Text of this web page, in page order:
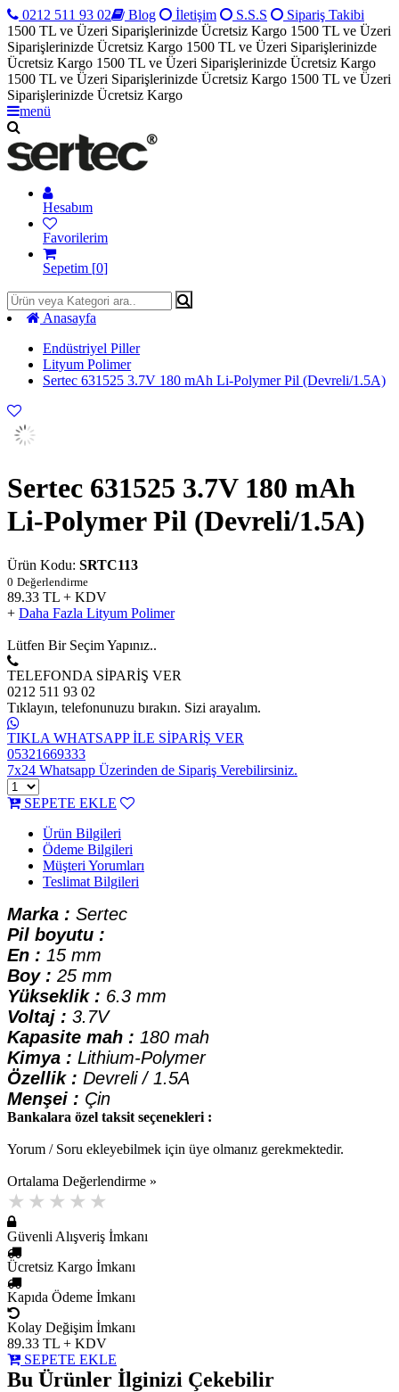
0212 511 93 02 Blog İletişim S.S.S
Sipariş Takibi
1500 TL ve Üzeri Siparişlerinizde Ücretsiz Kargo 1500 TL ve Üzeri
Siparişlerinizde Ücretsiz Kargo 1500 TL ve Üzeri Siparişlerinizde
Ücretsiz Kargo 1500 TL ve Üzeri Siparişlerinizde Ücretsiz Kargo
1500 TL ve Üzeri Siparişlerinizde Ücretsiz Kargo 1500 TL ve Üzeri
Siparişlerinizde Ücretsiz Kargo
menü
Hesabım
Favorilerim
Sepetim [0]
Anasayfa
Endüstriyel Piller
Lityum Polimer
Sertec 631525 3.7V 180 mAh Li-Polymer Pil (Devreli/1.5A)
Sertec 631525 3.7V 180 mAh
Li-Polymer Pil (Devreli/1.5A)
Ürün Kodu: SRTC113
0 Değerlendirme
89.33 TL + KDV
+ Daha Fazla Lityum Polimer
Lütfen Bir Seçim Yapınız..
TELEFONDA SİPARİŞ VER
0212 511 93 02
Tıklayın, telefonunuzu bırakın. Sizi arayalım.
TIKLA WHATSAPP İLE SİPARİŞ VER
05321669333
7x24 Whatsapp Üzerinden de Sipariş Verebilirsiniz.
SEPETE EKLE
Ürün Bilgileri
Ödeme Bilgileri
Müşteri Yorumları
Teslimat Bilgileri
Marka : Sertec
Pil boyutu :
En : 15 mm
Boy : 25 mm
Yükseklik : 6.3 mm
Voltaj : 3.7V
Kapasite mah : 180 mah
Kimya : Lithium-Polymer
Özellik : Devreli / 1.5A
Menşei : Çin
Bankalara özel taksit seçenekleri :
Yorum / Soru ekleyebilmek için üye olmanız gerekmektedir.
Ortalama Değerlendirme »
Güvenli Alışveriş İmkanı
Ücretsiz Kargo İmkanı
Kapıda Ödeme İmkanı
Kolay Değişim İmkanı
89.33 TL + KDV
SEPETE EKLE
Bu Ürünler İlginizi Çekebilir